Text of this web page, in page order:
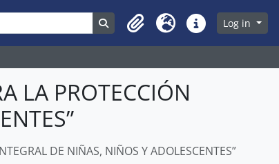
Search in browse page
ClipboardLanguageQuick linksLog in
LA PROTECCIÓN
DE NIÑAS, NIÑOS Y ADOLESCENTES”